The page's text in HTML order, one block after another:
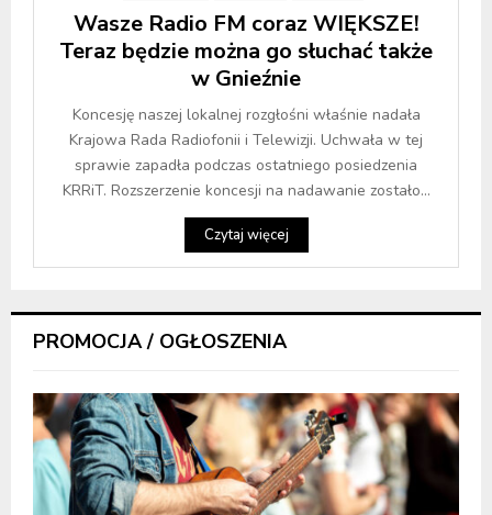
Wasze Radio FM coraz WIĘKSZE!
Teraz będzie można go słuchać także
w Gnieźnie
Koncesję naszej lokalnej rozgłośni właśnie nadała
Krajowa Rada Radiofonii i Telewizji. Uchwała w tej
sprawie zapadła podczas ostatniego posiedzenia
KRRiT. Rozszerzenie koncesji na nadawanie zostało...
Czytaj więcej
PROMOCJA / OGŁOSZENIA